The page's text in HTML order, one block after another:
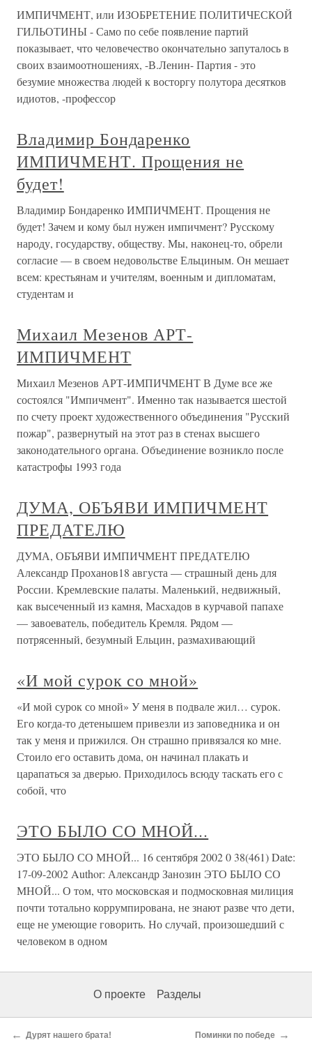
ИМПИЧМЕНТ, или ИЗОБРЕТЕНИЕ ПОЛИТИЧЕСКОЙ
ГИЛЬОТИНЫ - Само по себе появление партий
показывает, что человечество окончательно запуталось в
своих взаимоотношениях, -В.Ленин- Партия - это
безумие множества людей к восторгу полутора десятков
идиотов, -профессор
Владимир Бондаренко
ИМПИЧМЕНТ. Прощения не
будет!
Владимир Бондаренко ИМПИЧМЕНТ. Прощения не
будет! Зачем и кому был нужен импичмент? Русскому
народу, государству, обществу. Мы, наконец-то, обрели
согласие — в своем недовольстве Ельциным. Он мешает
всем: крестьянам и учителям, военным и дипломатам,
студентам и
Михаил Мезенов АРТ-
ИМПИЧМЕНТ
Михаил Мезенов АРТ-ИМПИЧМЕНТ В Думе все же
состоялся "Импичмент". Именно так называется шестой
по счету проект художественного объединения "Русский
пожар", развернутый на этот раз в стенах высшего
законодательного органа. Объединение возникло после
катастрофы 1993 года
ДУМА, ОБЪЯВИ ИМПИЧМЕНТ
ПРЕДАТЕЛЮ
ДУМА, ОБЪЯВИ ИМПИЧМЕНТ ПРЕДАТЕЛЮ
Александр Проханов18 августа — страшный день для
России. Кремлевские палаты. Маленький, недвижный,
как высеченный из камня, Масхадов в курчавой папахе
— завоеватель, победитель Кремля. Рядом —
потрясенный, безумный Ельцин, размахивающий
«И мой сурок со мной»
«И мой сурок со мной» У меня в подвале жил… сурок.
Его когда-то детенышем привезли из заповедника и он
так у меня и прижился. Он страшно привязался ко мне.
Стоило его оставить дома, он начинал плакать и
царапаться за дверью. Приходилось всюду таскать его с
собой, что
ЭТО БЫЛО СО МНОЙ...
ЭТО БЫЛО СО МНОЙ... 16 сентября 2002 0 38(461) Date:
17-09-2002 Author: Александр Занозин ЭТО БЫЛО СО
МНОЙ... О том, что московская и подмосковная милиция
почти тотально коррумпирована, не знают разве что дети,
еще не умеющие говорить. Но случай, произошедший с
человеком в одном
О проекте Разделы
← Дурят нашего брата! Поминки по победе →